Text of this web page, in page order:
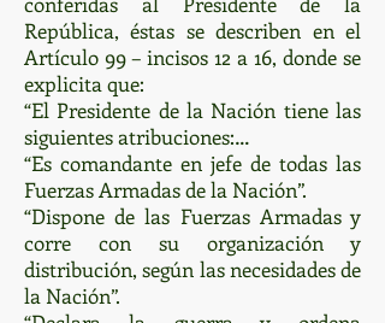
República, éstas se describen en el
Artículo 99 – incisos 12 a 16, donde se
explicita que:
“El Presidente de la Nación tiene las
siguientes atribuciones:…
“Es comandante en jefe de todas las
Fuerzas Armadas de la Nación”.
“Dispone de las Fuerzas Armadas y
corre con su organización y
distribución, según las necesidades de
la Nación”.